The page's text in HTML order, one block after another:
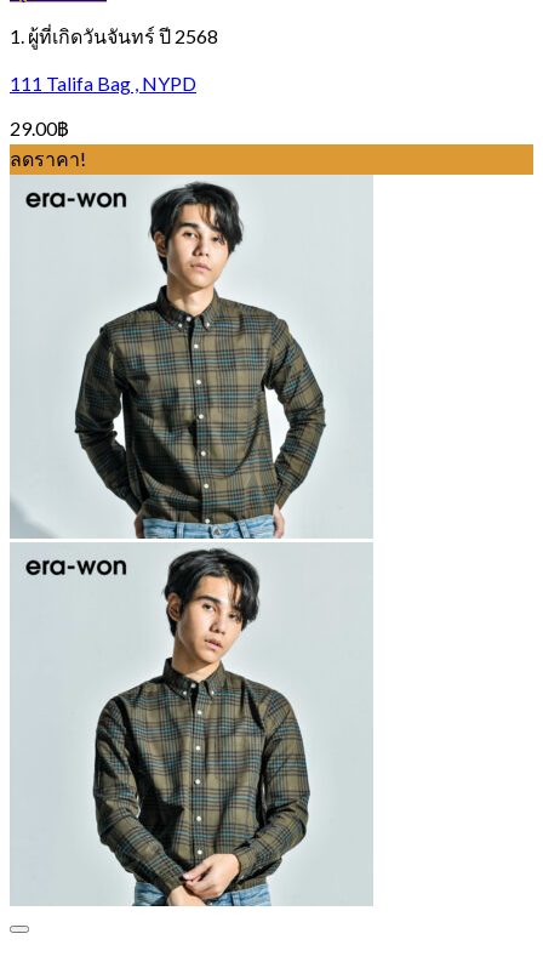
1. ผู้ที่เกิดวันจันทร์ ปี 2568
111 Talifa Bag , NYPD
29.00฿
ลดราคา!